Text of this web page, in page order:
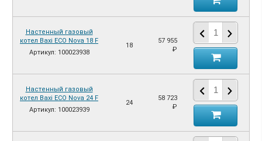
Настенный газовый
котел Baxi ECO Nova 18 F
Артикул: 100023938
18
57 955
₽
Настенный газовый
котел Baxi ECO Nova 24 F
Артикул: 100023939
24
58 723
₽